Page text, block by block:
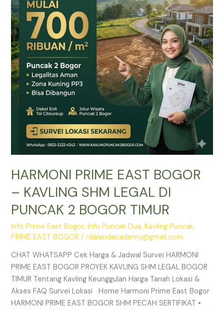
HARMONI PRIME EAST BOGOR
– KAVLING SHM LEGAL DI
PUNCAK 2 BOGOR TIMUR
Info Prime East Bogor,Info Puncak Dua,Kavling Puncak,
PRIME EAST BOGOR /rdalandacademy@gmail.com
CHAT WHATSAPP Cek Harga & Jadwal Survei HARMONI
PRIME EAST BOGOR PROYEK KAVLING SHM LEGAL BOGOR
TIMUR Tentang Kavling Keunggulan Harga Tanah Lokasi &
Akses FAQ Survei Lokasi Home Harmoni Prime East Bogor
HARMONI PRIME EAST BOGOR SHM PECAH SERTIFIKAT •
–
KAVLING
SHM
LEGAL
DI
PUNCAK
2
BOGOR